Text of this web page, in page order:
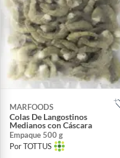
MARFOODS
Colas De Langostinos
Medianos con Cáscara
Empaque 500 g
Por TOTTUS